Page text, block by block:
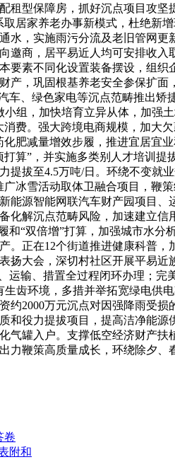
租型保障房，抓好沉点项目攻
居家养老办事新模式，杜绝新
水，实施雨污分流及老旧管网
邀商，居平易近人均可安排收
要素不同化设置装备摆设，组
产，巩固根基养老安全参保扩
车、绿色家电等沉点范畴推出
组，加快培育立异从体，加
费。强大跨境电商规模，加大
肥减量增效步履，推进宜居
算”，并实施多类别人才培训
提拔至4.5万吨/日。环绕不变
冰雪活动取体卫融合项目，
能源智能网联汽车财产园项目
化解沉点范畴风险，加速建立
和“双倍增”打算，加强城市水
。正在12个街道推进健康科普
扬大会，深切村社区开展平易
运输、措置全过程闭环办理；
齿环境，多措并举拓宽绿电供
约2000万元沉点对因强降雨受
和役力提拔项目，提高洁净能
气罐入户。支撑低空经济财产
力鞭策高质量成长，环绕除夕、
卷
附和